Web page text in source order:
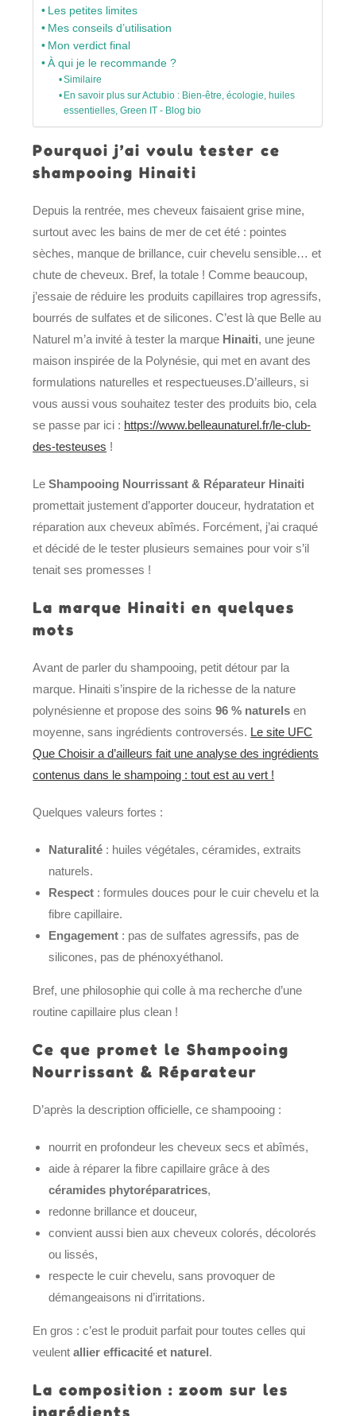
Les petites limites
Mes conseils d’utilisation
Mon verdict final
À qui je le recommande ?
Similaire
En savoir plus sur Actubio : Bien-être, écologie, huiles
essentielles, Green IT - Blog bio
Pourquoi j’ai voulu tester ce
shampooing Hinaiti
Depuis la rentrée, mes cheveux faisaient grise mine,
surtout avec les bains de mer de cet été : pointes
sèches, manque de brillance, cuir chevelu sensible… et
chute de cheveux. Bref, la totale ! Comme beaucoup,
j’essaie de réduire les produits capillaires trop agressifs,
bourrés de sulfates et de silicones. C’est là que Belle au
Naturel m’a invité à tester la marque Hinaiti, une jeune
maison inspirée de la Polynésie, qui met en avant des
formulations naturelles et respectueuses.D’ailleurs, si
vous aussi vous souhaitez tester des produits bio, cela
se passe par ici : https://www.belleaunaturel.fr/le-club-
des-testeuses !
LeShampooing Nourrissant & Réparateur Hinaiti
promettait justement d’apporter douceur, hydratation et
réparation aux cheveux abîmés. Forcément, j’ai craqué
et décidé de le tester plusieurs semaines pour voir s’il
tenait ses promesses !
La marque Hinaiti en quelques
mots
Avant de parler du shampooing, petit détour par la
marque. Hinaiti s’inspire de la richesse de la nature
polynésienne et propose des soins96 % naturels en
moyenne, sans ingrédients controversés. Le site UFC
Que Choisir a d’ailleurs fait une analyse des ingrédients
contenus dans le shampoing : tout est au vert !
Quelques valeurs fortes :
Naturalité : huiles végétales, céramides, extraits
naturels.
Respect : formules douces pour le cuir chevelu et la
fibre capillaire.
Engagement : pas de sulfates agressifs, pas de
silicones, pas de phénoxyéthanol.
Bref, une philosophie qui colle à ma recherche d’une
routine capillaire plus clean !
Ce que promet le Shampooing
Nourrissant & Réparateur
D’après la description officielle, ce shampooing :
nourrit en profondeur les cheveux secs et abîmés,
aide à réparer la fibre capillaire grâce à des
céramides phytoréparatrices,
redonne brillance et douceur,
convient aussi bien aux cheveux colorés, décolorés
ou lissés,
respecte le cuir chevelu, sans provoquer de
démangeaisons ni d’irritations.
En gros : c’est le produit parfait pour toutes celles qui
veulentallier efficacité et naturel.
La composition : zoom sur les
ingrédients